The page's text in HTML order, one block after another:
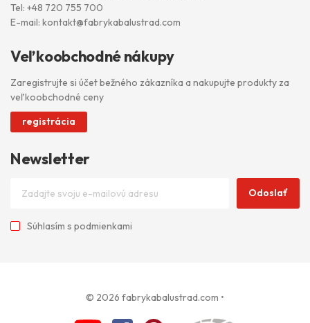
Tel: +48 720 755 700
E-mail: kontakt@fabrykabalustrad.com
Veľkoobchodné nákupy
Zaregistrujte si účet bežného zákazníka a nakupujte produkty za
veľkoobchodné ceny
registrácia
Newsletter
Odoslať
Súhlasím s podmienkami
© 2026 fabrykabalustrad.com •